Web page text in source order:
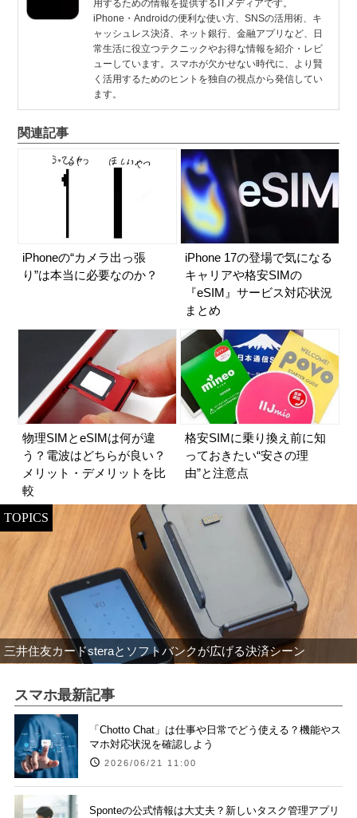
用するための情報を提供するITメディアです。
iPhone・Androidの便利な使い方、SNSの活用術、キ
ャッシュレス決済、ネット銀行、金融アプリなど、日
常生活に役立つテクニックやお得な情報を紹介・レビ
ューしています。スマホが欠かせない時代に、より賢
く活用するためのヒントを独自の視点から発信してい
ます。
関連記事
iPhoneの“カメラ出っ張
り”は本当に必要なのか？
iPhone 17の登場で気になる
キャリアや格安SIMの
『eSIM』サービス対応状況
まとめ
物理SIMとeSIMは何が違
う？電波はどちらが良い？
メリット・デメリットを比
較
格安SIMに乗り換え前に知
っておきたい“安さの理
由”と注意点
TOPICS
三井住友カードsteraとソフトバンクが広げる決済シーン
スマホ最新記事
「Chotto Chat」は仕事や日常でどう使える？機能やス
マホ対応状況を確認しよう
2026/06/21 11:00
Sponteの公式情報は大丈夫？新しいタスク管理アプリ